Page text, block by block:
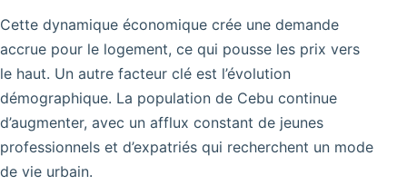
Cette dynamique économique crée une demande
accrue pour le logement, ce qui pousse les prix vers
le haut. Un autre facteur clé est l’évolution
démographique. La population de Cebu continue
d’augmenter, avec un afflux constant de jeunes
professionnels et d’expatriés qui recherchent un mode
de vie urbain.